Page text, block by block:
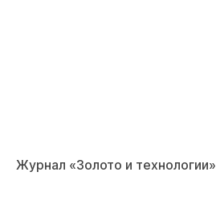
Журнал «Золото и технологии»